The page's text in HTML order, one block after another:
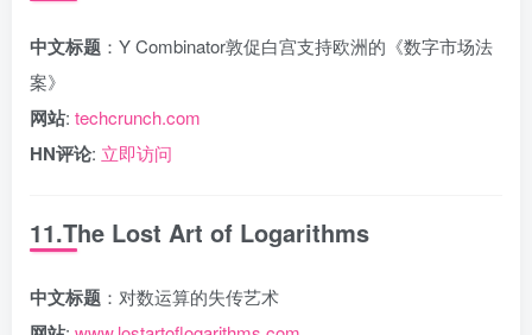
中文标题 ：Y Combinator敦促白宫支持欧洲的《数字市场法
案》
网站: techcrunch.com
HN评论: 立即访问
11.The Lost Art of Logarithms
中文标题 ：对数运算的失传艺术